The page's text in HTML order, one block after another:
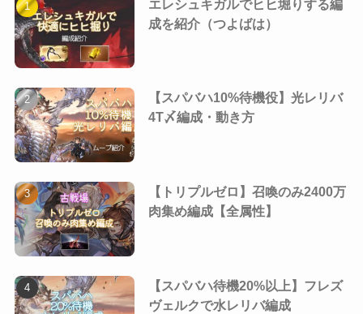
エレシュキガルでヒヒ堀りする編
成を紹介（つよばは）
【スパバハ10%待機役】光レリバ
4T〆編成・動き方
【トリプルゼロ】召喚のみ2400万
肉集め編成【全属性】
【スパバハ待機20%以上】フレズ
ヴェルクで水レリバ編成